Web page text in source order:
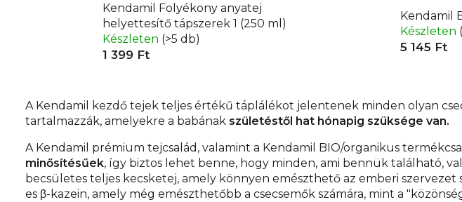
A Kendamil kezdő tejek teljes értékű táplálékot jelentenek minden olyan
tartalmazzák, amelyekre a babának születéstől hat hónapig szüksége van.
A Kendamil prémium tejcsalád, valamint a Kendamil BIO/organikus
minősítésűek, így biztos lehet benne, hogy minden, ami bennük található,
becsületes teljes kecsketej, amely könnyen emészthető az emberi
es β-kazein, amely még emészthetőbb a csecsemők számára, mint a
Kendamil Folyékony anyatej
helyettesítő tápszerek 1 (250 ml)
Készleten (>5 db)
1 399 Ft
Kendamil
Készleten
5 145 Ft